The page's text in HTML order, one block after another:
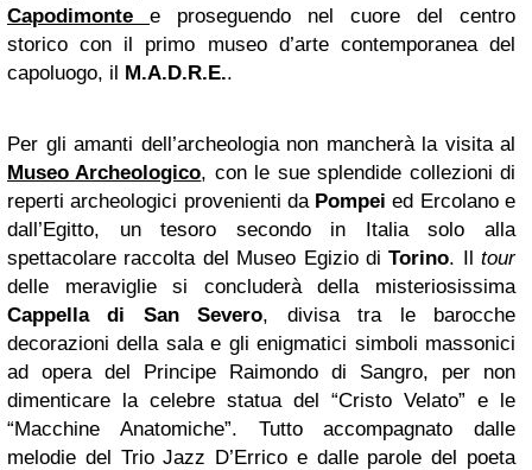
Capodimonte
e proseguendo nel cuore del centro
storico con il primo museo d’arte contemporanea del
capoluogo, il M.A.D.R.E..
Per gli amanti dell’archeologia non mancherà la visita al
Museo Archeologico, con le sue splendide collezioni di
reperti archeologici provenienti da Pompei ed Ercolano e
dall’Egitto, un tesoro secondo in Italia solo alla
spettacolare raccolta del Museo Egizio diTorino. Il tour
delle meraviglie si concluderà della misteriosissima
Cappella di San Severo, divisa tra le barocche
decorazioni della sala e gli enigmatici simboli massonici
ad opera del Principe Raimondo di Sangro, per non
dimenticare la celebre statua del “Cristo Velato” e le
“Macchine Anatomiche”. Tutto accompagnato dalle
melodie del Trio Jazz D’Errico e dalle parole del poeta